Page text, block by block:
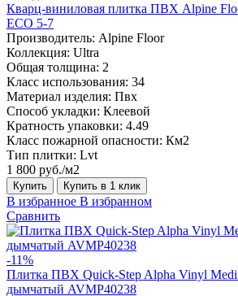
Кварц-виниловая плитка ПВХ Alpine
ECO 5-7
Производитель: Alpine Floor
Коллекция: Ultra
Общая толщина: 2
Класс использования: 34
Материал изделия: Пвх
Способ укладки: Клеевой
Кратность упаковки: 4.49
Класс пожарной опасности: Км2
Тип плитки: Lvt
1 800 руб./м2
Купить Купить в 1 клик
В избранное В избранном
Сравнить
-11%
Плитка ПВХ Quick-Step Alpha Vinyl
дымчатый AVMP40238